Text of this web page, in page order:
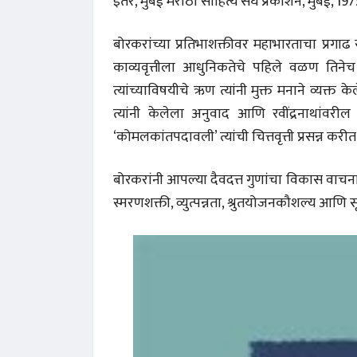
बोरकरांच्या प्रतिभाशक्तीवर महाभारताचा
काव्यवृत्तीला आधुनिकतेचे पहिले वळण तिनेच
त्यांच्याविषयीचे ऋण त्यांनी मुक्त मनाने
त्यांनी केलेला अनुवाद आणि रवींद्रनाथांवरील
‘कोमलकांतपदावली’ त्यांची चित्तवृत्ती प्रसन्न
बोरकरांनी आपल्या दैवदत्त गुणांचा विकास
स्मरणशक्ती, व्युत्पन्नता, श्रुतयोजनकौशल्य